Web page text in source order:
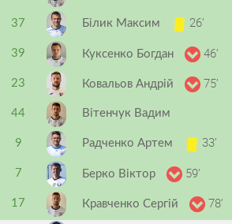
37 Білик Максим 26’
39 Куксенко Богдан 46’
23 Ковальов Андрій 75’
44 Вітенчук Вадим
9 Радченко Артем 33’
7 Берко Віктор 59’
17 Кравченко Сергій 78’